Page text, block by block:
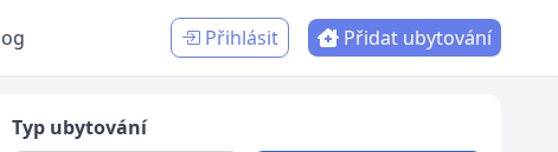
Přihlásit Přidat ubytování
Typ ubytování